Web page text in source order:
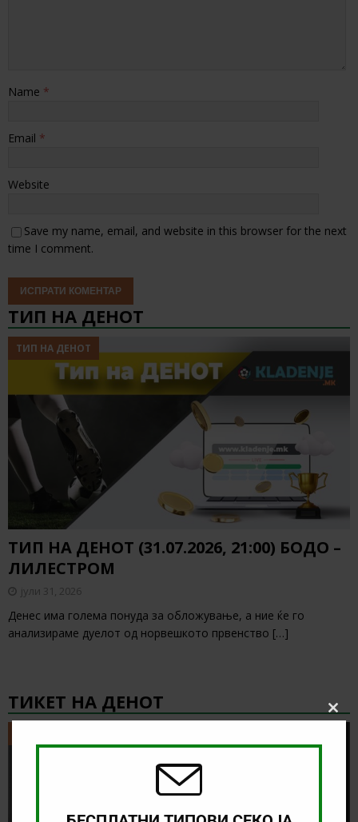
Name *
Email *
Website
Save my name, email, and website in this browser for the next
time I comment.
ТИП НА ДЕНОТ
ТИП НА ДЕНОТ
ТИП НА ДЕНОТ (31.07.2026, 21:00) БОДО –
ЛИЛЕСТРОМ
јули 31, 2026
Денес има голема понуда за обложување, а ние ќе го
анализираме дуелот од норвешкото првенство […]
ТИКЕТ НА ДЕНОТ
Close